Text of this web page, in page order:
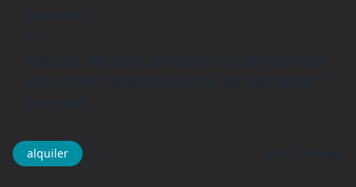
alquiler